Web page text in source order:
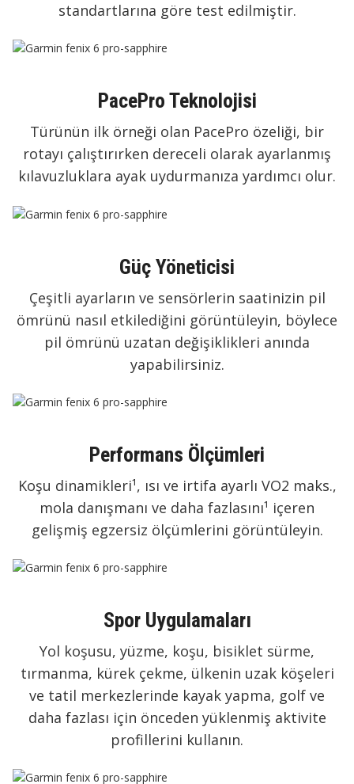
standartlarına göre test edilmiştir.
PacePro Teknolojisi
Türünün ilk örneği olan PacePro özeliği, bir
rotayı çalıştırırken dereceli olarak ayarlanmış
kılavuzluklara ayak uydurmanıza yardımcı olur.
Güç Yöneticisi
Çeşitli ayarların ve sensörlerin saatinizin pil
ömrünü nasıl etkilediğini görüntüleyin, böylece
pil ömrünü uzatan değişiklikleri anında
yapabilirsiniz.
Performans Ölçümleri
Koşu dinamikleri¹, ısı ve irtifa ayarlı VO2 maks.,
mola danışmanı ve daha fazlasını¹ içeren
gelişmiş egzersiz ölçümlerini görüntüleyin.
Spor Uygulamaları
Yol koşusu, yüzme, koşu, bisiklet sürme,
tırmanma, kürek çekme, ülkenin uzak köşeleri
ve tatil merkezlerinde kayak yapma, golf ve
daha fazlası için önceden yüklenmiş aktivite
profillerini kullanın.